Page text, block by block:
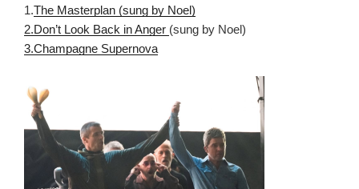
1.The Masterplan (sung by Noel)
2.Don’t Look Back in Anger (sung by Noel)
3.Champagne Supernova